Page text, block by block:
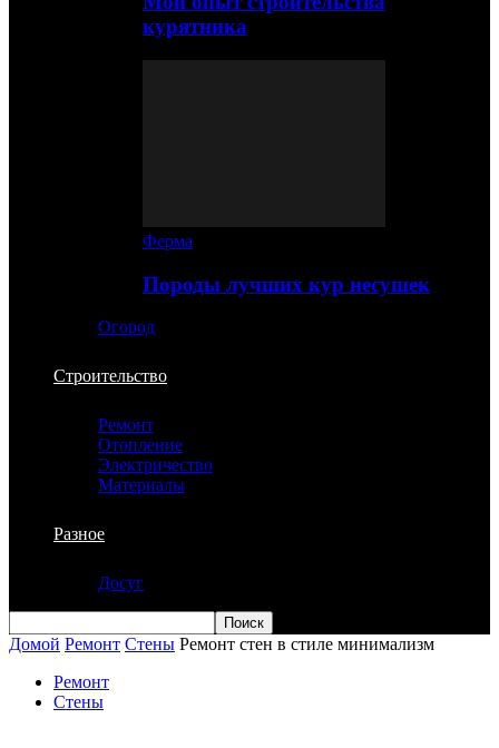
курятника
Ферма
Породы лучших кур несушек
Огород
Строительство
Ремонт
Отопление
Электричество
Материалы
Разное
Досуг
Домой Ремонт Стены Ремонт стен в стиле минимализм
Ремонт
Стены